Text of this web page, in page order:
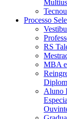
Processo
RS
MBA e
Aluno